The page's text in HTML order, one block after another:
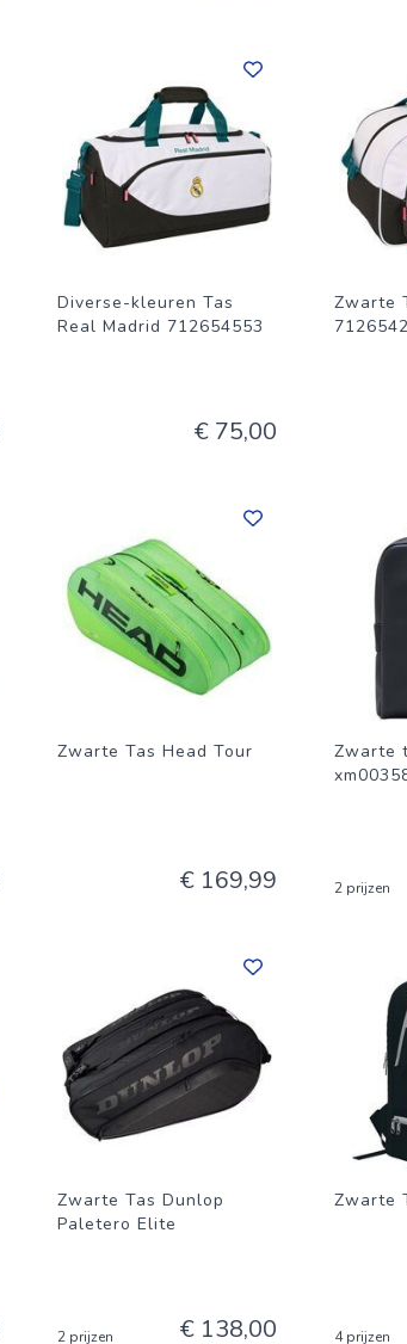
Diverse-kleuren Tas
Real Madrid 712654553
€ 75,00
Zwarte
Zwarte Tas Head Tour
€ 169,99
Zwarte
2 prijzen
Zwarte Tas Dunlop
Paletero Elite
2 prijzen € 138,00
Zwarte
4 prijzen